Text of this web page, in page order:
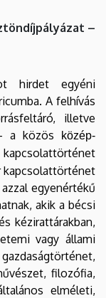
–
hirdet egyéni
A felhívás
illetve
a közös
közép-
kapcsolattörténet
egyenértékű
akik a bécsi
kézirattárakban,
vagy állami
filozófia,
elméleti,